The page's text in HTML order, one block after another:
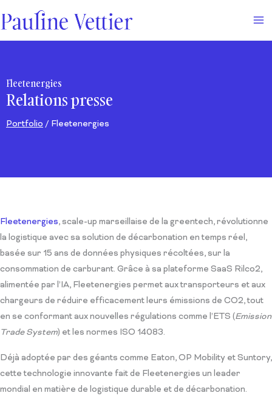
au
contenu
Fleetenergies
Relations presse
Portfolio / Fleetenergies
Fleetenergies, scale-up marseillaise de la greentech, révolutionne
la logistique avec sa solution de décarbonation en temps réel,
basée sur 15 ans de données physiques récoltées, sur la
consommation de carburant. Grâce à sa plateforme SaaS Rilco2,
alimentée par l’IA, Fleetenergies permet aux transporteurs et aux
chargeurs de réduire efficacement leurs émissions de CO2, tout
en se conformant aux nouvelles régulations comme l’ETS (Emission
Trade System) et les normes ISO 14083.
Déjà adoptée par des géants comme Eaton, OP Mobility et Suntory,
cette technologie innovante fait de Fleetenergies un leader
mondial en matière de logistique durable et de décarbonation.